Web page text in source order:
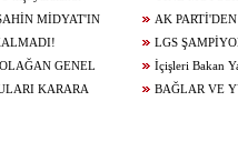
ÇARPIŞTI: 1
MİDYAT'IN
AK
LGS
KONUĞU OLDU
GENEL
İçişleri Bakan
KARARA
BAĞLAR VE